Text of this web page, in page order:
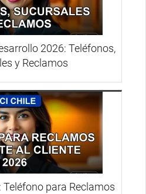
2026: Teléfonos,
y Reclamos
Teléfono para Reclamos